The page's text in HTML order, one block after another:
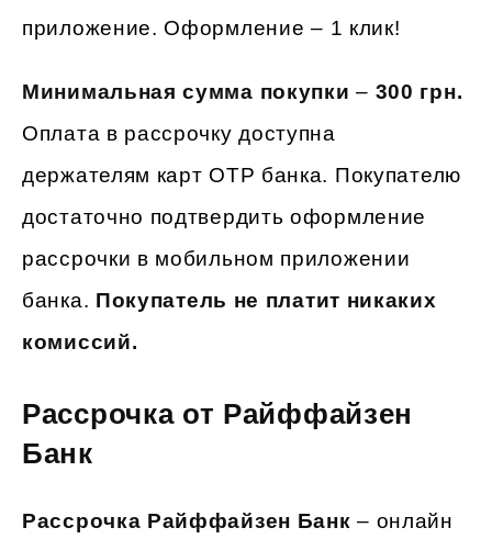
приложение. Оформление – 1 клик!
Минимальная сумма покупки – 300 грн.
Оплата в рассрочку доступна
держателям карт ОТР банка. Покупателю
достаточно подтвердить оформление
рассрочки в мобильном приложении
банка. Покупатель не платит никаких
комиссий.
Рассрочка от Райффайзен
Банк
Рассрочка Райффайзен Банк – онлайн